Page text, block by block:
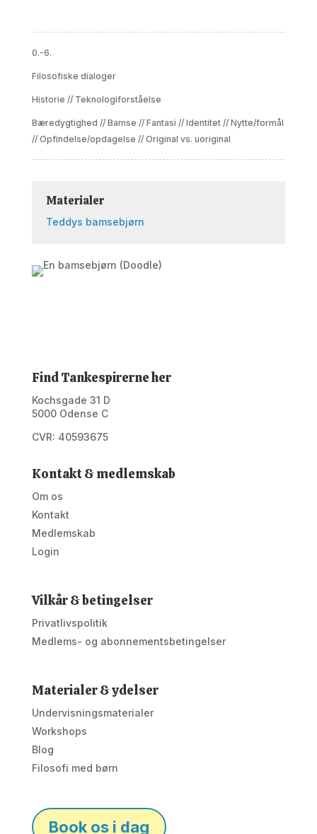
0.-6.
Filosofiske dialoger
Historie // Teknologiforståelse
Bæredygtighed // Bamse // Fantasi // Identitet// Nytte/formål
// Opfindelse/opdagelse // Original vs. uoriginal
Materialer
Teddys bamsebjørn
Find Tankespirerne her
Kochsgade 31 D
5000 Odense C
CVR: 40593675
Kontakt & medlemskab
Om os
Kontakt
Medlemskab
Login
Vilkår & betingelser
Privatlivspolitik
Medlems- og abonnementsbetingelser
Materialer & ydelser
Undervisningsmaterialer
Workshops
Blog
Filosofi med børn
Book os i dag